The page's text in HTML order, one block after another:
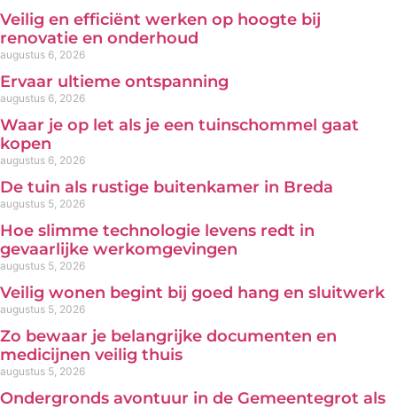
Veilig en efficiënt werken op hoogte bij
renovatie en onderhoud
augustus 6, 2026
Ervaar ultieme ontspanning
augustus 6, 2026
Waar je op let als je een tuinschommel gaat
kopen
augustus 6, 2026
De tuin als rustige buitenkamer in Breda
augustus 5, 2026
Hoe slimme technologie levens redt in
gevaarlijke werkomgevingen
augustus 5, 2026
Veilig wonen begint bij goed hang en sluitwerk
augustus 5, 2026
Zo bewaar je belangrijke documenten en
medicijnen veilig thuis
augustus 5, 2026
Ondergronds avontuur in de Gemeentegrot als